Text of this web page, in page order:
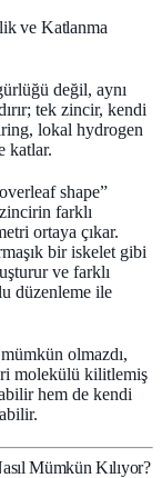
ve Katlanma
değil, aynı
tek zincir, kendi
lokal hydrogen
katlar.
shape”
farklı
ortaya çıkar.
bir iskelet gibi
ve farklı
düzenleme ile
olmazdı,
molekülü kilitlemiş
hem de kendi
Mümkün Kılıyor?